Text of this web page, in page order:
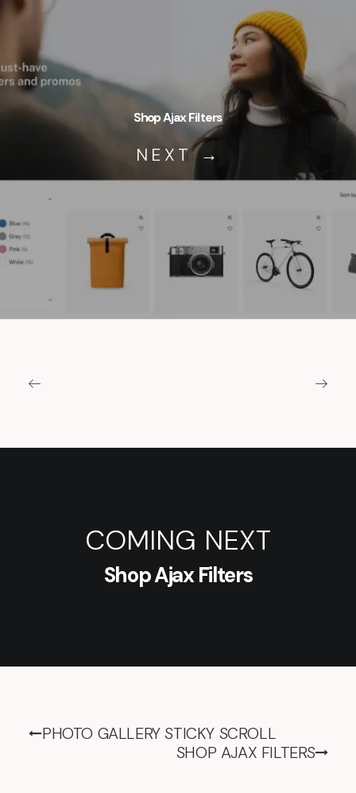
Shop Ajax Filters
NEXT →
COMING NEXT
Shop Ajax Filters
PHOTO GALLERY STICKY SCROLL
SHOP AJAX FILTERS